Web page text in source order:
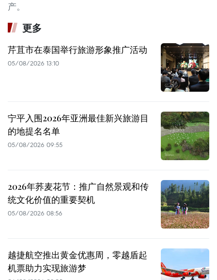
产。
更多
芹苴市在泰国举行旅游形象推广活动
05/08/2026 13:10
宁平入围2026年亚洲最佳新兴旅游目
的地提名名单
05/08/2026 09:55
2026年荞麦花节：推广自然景观和传
统文化价值的重要契机
05/08/2026 08:56
越捷航空推出黄金优惠周，零越盾起
机票助力实现旅游梦